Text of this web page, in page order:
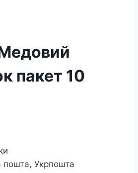
пакет 10
пошта, Укрпошта